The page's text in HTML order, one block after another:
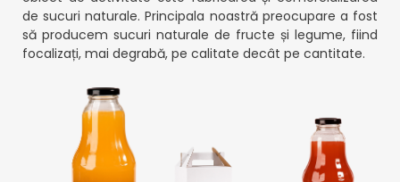
de sucuri naturale. Principala noastră preocupare a fost
să producem sucuri naturale de fructe și legume, fiind
focalizați, mai degrabă, pe calitate decât pe cantitate.